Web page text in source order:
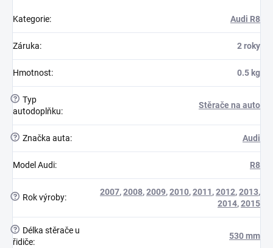
Kategorie: Audi R8
Záruka: 2 roky
Hmotnost: 0.5 kg
? Typ
autodoplňku:
Stěrače na auto
? Značka auta: Audi
Model Audi: R8
? Rok výroby:
2007,2008,2009,2010,2011,2012,2013,
2014,2015
?
Délka stěrače u
řidiče:
530 mm